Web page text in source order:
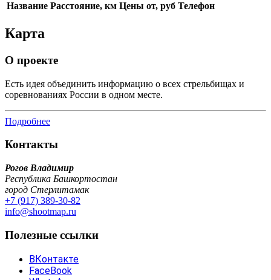
Название Расстояние, км Цены от, руб Телефон
Карта
О проекте
Есть идея объединить информацию о всех стрельбищах и
соревнованиях России в одном месте.
Подробнее
Контакты
Рогов Владимир
Республика Башкортостан
город Стерлитамак
+7 (917) 389-30-82
info@shootmap.ru
Полезные ссылки
ВКонтакте
FaceBook